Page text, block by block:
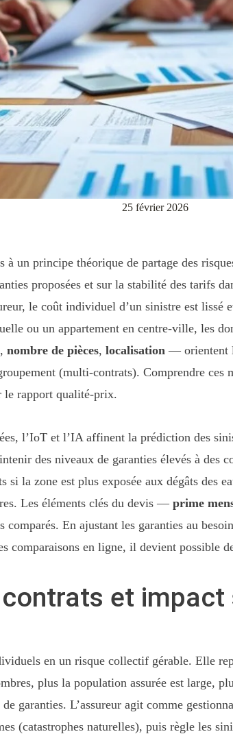
25 février 2026
un principe théorique de partage des
proposées et sur la stabilité des tarifs
le coût individuel d’un sinistre est lissé
ou un appartement en centre-ville, les
, nombre de pièces, localisation — orientent
(multi-contrats). Comprendre ces
le rapport qualité-prix.
l’IoT et l’IA affinent la prédiction des
des niveaux de garanties élevés à
la zone est plus exposée aux dégâts des
Les éléments clés du devis — prime
En ajustant les garanties au
comparaisons en ligne, il devient possible
et impact
en un risque collectif gérable. Elle
plus la population assurée est large,
garanties. L’assureur agit comme
(catastrophes naturelles), puis règle les